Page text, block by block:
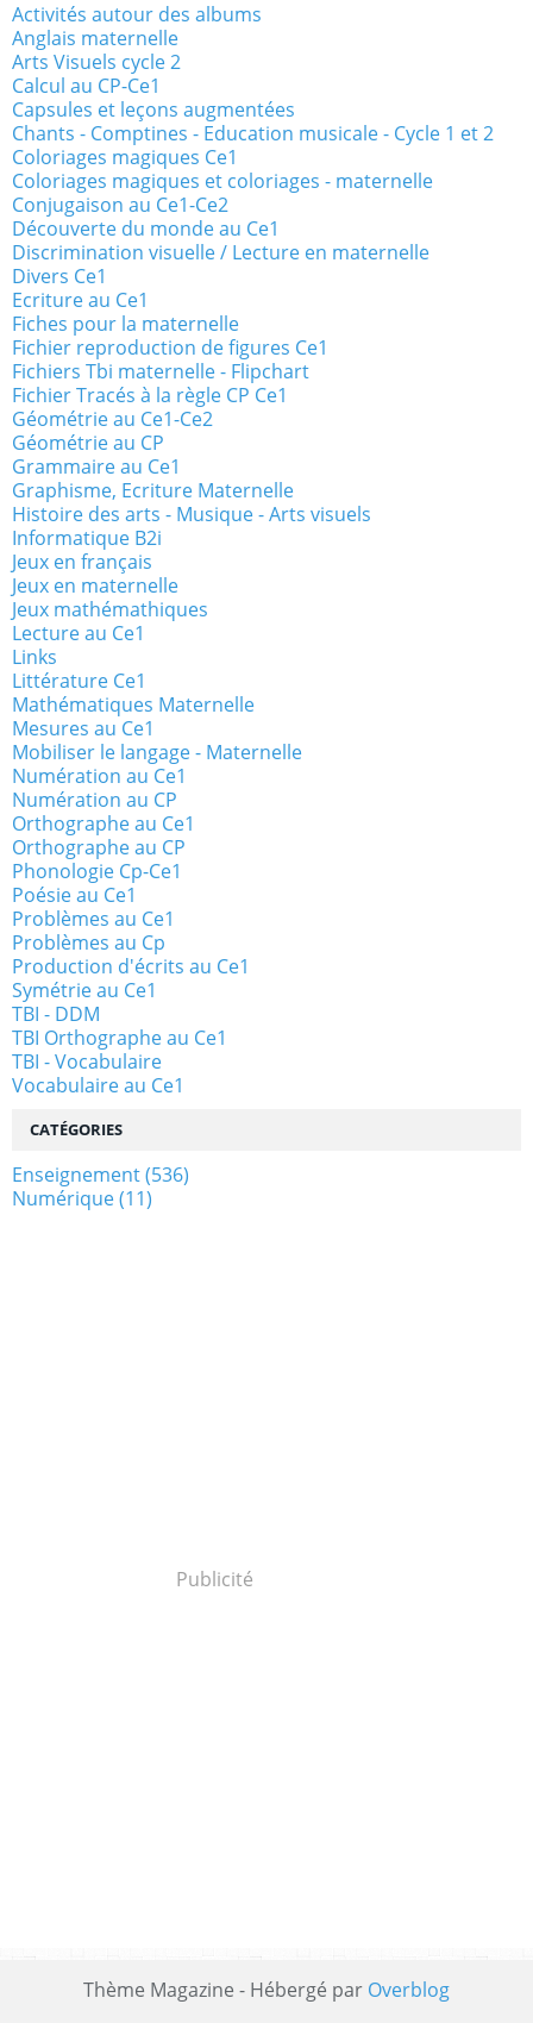
Activités autour des albums
Anglais maternelle
Arts Visuels cycle 2
Calcul au CP-Ce1
Capsules et leçons augmentées
Chants - Comptines - Education musicale - Cycle 1 et 2
Coloriages magiques Ce1
Coloriages magiques et coloriages - maternelle
Conjugaison au Ce1-Ce2
Découverte du monde au Ce1
Discrimination visuelle / Lecture en maternelle
Divers Ce1
Ecriture au Ce1
Fiches pour la maternelle
Fichier reproduction de figures Ce1
Fichiers Tbi maternelle - Flipchart
Fichier Tracés à la règle CP Ce1
Géométrie au Ce1-Ce2
Géométrie au CP
Grammaire au Ce1
Graphisme, Ecriture Maternelle
Histoire des arts - Musique - Arts visuels
Informatique B2i
Jeux en français
Jeux en maternelle
Jeux mathémathiques
Lecture au Ce1
Links
Littérature Ce1
Mathématiques Maternelle
Mesures au Ce1
Mobiliser le langage - Maternelle
Numération au Ce1
Numération au CP
Orthographe au Ce1
Orthographe au CP
Phonologie Cp-Ce1
Poésie au Ce1
Problèmes au Ce1
Problèmes au Cp
Production d'écrits au Ce1
Symétrie au Ce1
TBI - DDM
TBI Orthographe au Ce1
TBI - Vocabulaire
Vocabulaire au Ce1
CATÉGORIES
Enseignement(536)
Numérique(11)
Publicité
Thème Magazine - Hébergé par Overblog